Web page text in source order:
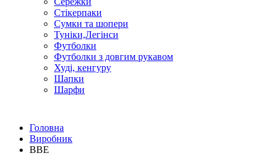
Стікерпаки
Сумки та шопери
Туніки,Легінси
Футболки
Футболки з довгим рукавом
Худі, кенгуру
Шапки
Шарфи
Головна
Виробник
BBE